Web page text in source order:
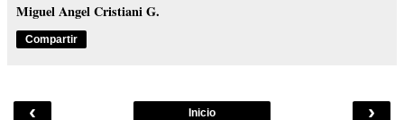
Miguel Angel Cristiani G.
Compartir
‹ ›
Inicio